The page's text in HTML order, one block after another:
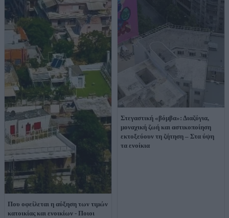
Που οφείλεται η αύξηση των τιμών
κατοικίας και ενοικίων - Ποιοι
Στεγαστική «βόμβα»: Διαζύγια,
μοναχική ζωή και αστικοποίηση
εκτοξεύουν τη ζήτηση – Στα ύψη
τα ενοίκια